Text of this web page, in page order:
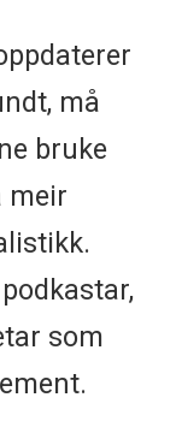
må
bruke
meir
som